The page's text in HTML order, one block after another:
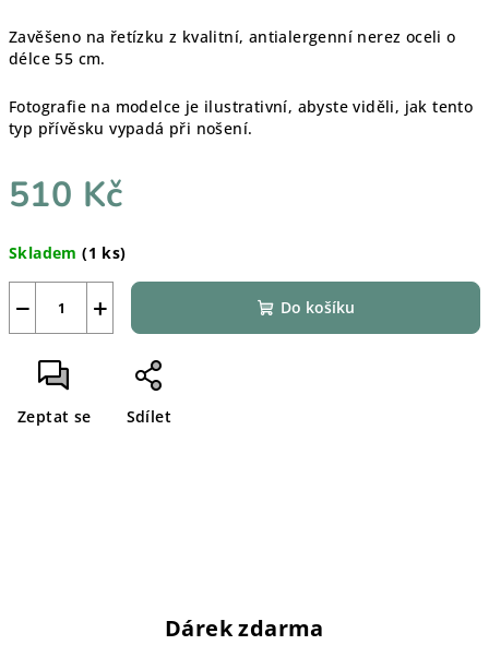
Zavěšeno na řetízku z kvalitní, antialergenní nerez oceli o
délce 55 cm.
Fotografie na modelce je ilustrativní, abyste viděli, jak tento
typ přívěsku vypadá při nošení.
510 Kč
cena:
Skladem(1 ks)
+
− Do košíku
Zeptat se Sdílet
Dárek zdarma